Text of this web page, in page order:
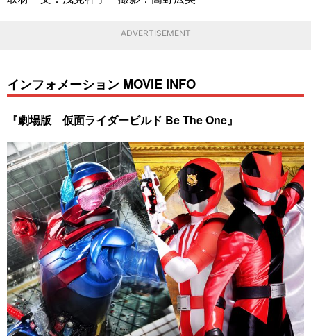
ADVERTISEMENT
インフォメーション MOVIE INFO
『劇場版 仮面ライダービルド Be The One』